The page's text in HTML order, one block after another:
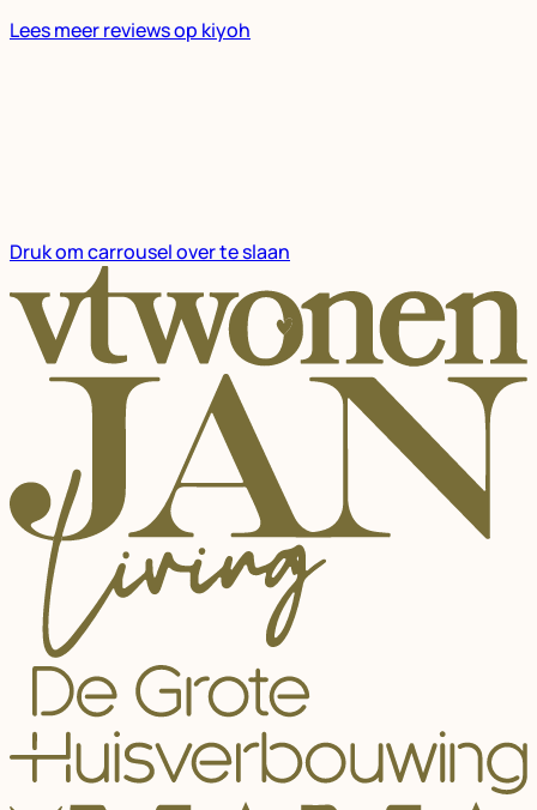
Lees meer reviews op kiyoh
Druk om carrousel over te slaan